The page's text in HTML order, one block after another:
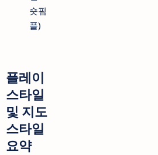
숏핌
플)
플레이
스타일
및 지도
스타일
요약